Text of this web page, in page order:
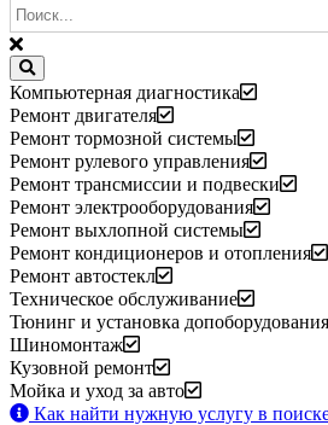
Компьютерная диагностика
Ремонт двигателя
Ремонт тормозной системы
Ремонт рулевого управления
Ремонт трансмиссии и подвески
Ремонт электрооборудования
Ремонт выхлопной системы
Ремонт кондиционеров и отопления
Ремонт автостекл
Техническое обслуживание
Тюнинг и установка допоборудования
Шиномонтаж
Кузовной ремонт
Мойка и уход за авто
Как найти нужную услугу в